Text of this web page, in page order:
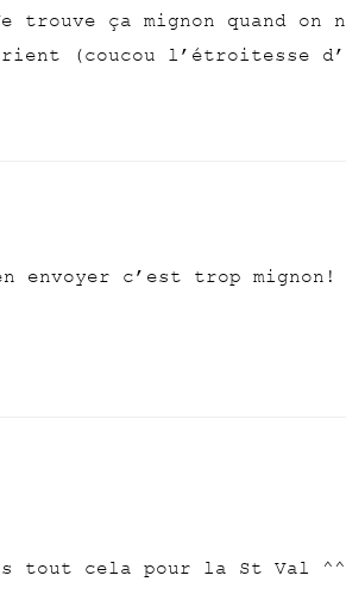
ça mignon quand
(coucou l’étroitesse
c’est trop mignon!
tout cela pour la St Val ^^